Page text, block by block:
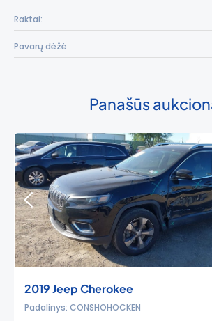
Raktai:
Pavarų dėžė:
Panašūs
2019 Jeep Cherokee
Padalinys: CONSHOHOCKEN